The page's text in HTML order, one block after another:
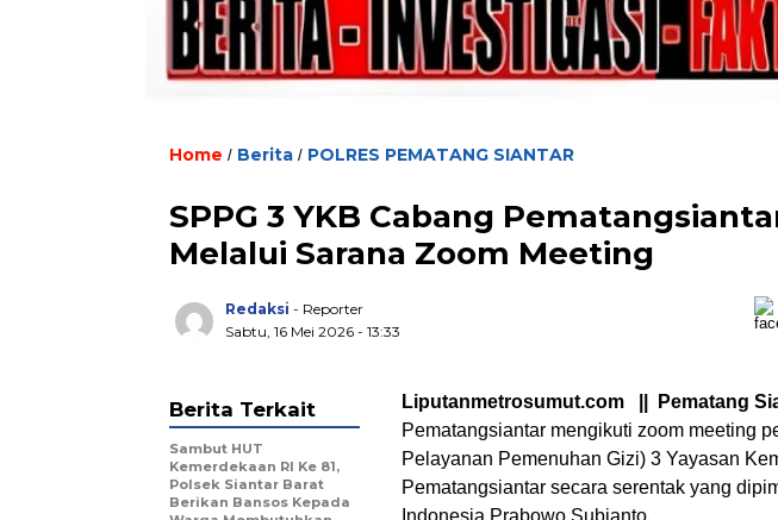
Home / Berita / POLRES PEMATANG SIANTAR
SPPG 3 YKB Cabang
Melalui Sarana Zoom Meeting
Redaksi - Reporter
Sabtu, 16 Mei 2026 - 13:33
Liputanmetrosumut.com || Pematang
Pematangsiantar mengikuti zoom meeting
Pelayanan Pemenuhan Gizi) 3 Yayasan
Pematangsiantar secara serentak yang
Indonesia Prabowo Subianto.
Berita Terkait
Sambut HUT
Kemerdekaan RI Ke 81,
Polsek Siantar Barat
Berikan Bansos Kepada